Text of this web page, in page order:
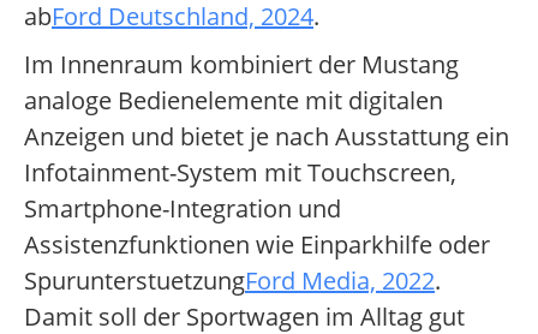
abFord Deutschland, 2024.
Im Innenraum kombiniert der Mustang
analoge Bedienelemente mit digitalen
Anzeigen und bietet je nach Ausstattung ein
Infotainment-System mit Touchscreen,
Smartphone-Integration und
Assistenzfunktionen wie Einparkhilfe oder
SpurunterstuetzungFord Media, 2022.
Damit soll der Sportwagen im Alltag gut